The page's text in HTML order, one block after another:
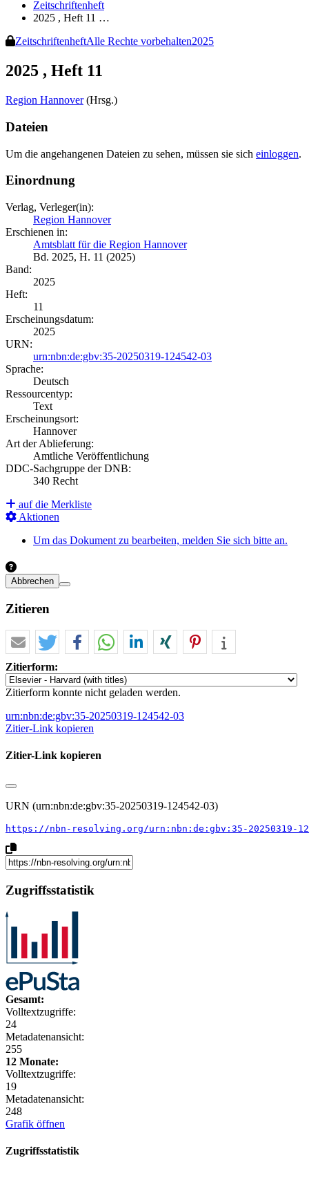
Zeitschriftenheft
2025 , Heft 11 …
ZeitschriftenheftAlle Rechte vorbehalten2025
2025 , Heft 11
Region Hannover(Hrsg.)
Dateien
Um die angehangenen Dateien zu sehen, müssen sie sich einloggen.
Einordnung
Verlag, Verleger(in):
Region Hannover
Erschienen in:
Amtsblatt für die Region Hannover
Bd. 2025, H. 11 (2025)
Band:
2025
Heft:
11
Erscheinungsdatum:
2025
URN:
urn:nbn:de:gbv:35-20250319-124542-03
Sprache:
Deutsch
Ressourcentyp:
Text
Erscheinungsort:
Hannover
Art der Ablieferung:
Amtliche Veröffentlichung
DDC-Sachgruppe der DNB:
340 Recht
auf die Merkliste
Aktionen
Um das Dokument zu bearbeiten, melden Sie sich bitte an.
Abbrechen
Zitieren
Zitierform:
Zitierform konnte nicht geladen werden.
urn:nbn:de:gbv:35-20250319-124542-03
Zitier-Link kopieren
Zitier-Link kopieren
URN (urn:nbn:de:gbv:35-20250319-124542-03)
https://nbn-resolving.org/urn:nbn:de:gbv:35-20250319-
Zugriffsstatistik
Gesamt:
Volltextzugriffe:
24
Metadatenansicht:
255
12 Monate:
Volltextzugriffe:
19
Metadatenansicht:
248
Grafik öffnen
Zugriffsstatistik